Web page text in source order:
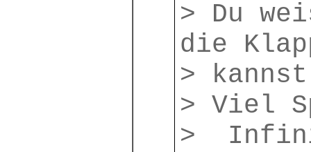
> Du
die
>
> Viel
>